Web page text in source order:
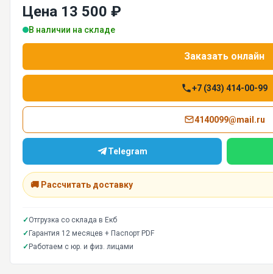
Цена 13 500 ₽
В наличии на складе
Заказать онлайн
+7 (343) 414-00-99
4140099@mail.ru
Telegram
🚚 Рассчитать доставку
✓Отгрузка со склада в Екб
✓Гарантия 12 месяцев + Паспорт PDF
✓Работаем с юр. и физ. лицами